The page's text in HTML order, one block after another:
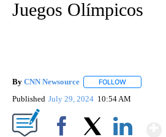
Juegos Olímpicos
By CNN Newsource FOLLOW
Published July 29, 2024 10:54 AM